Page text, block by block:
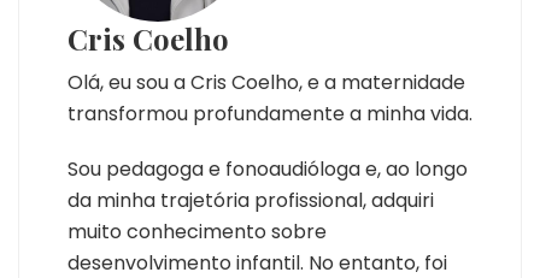
Cris Coelho
Olá, eu sou a Cris Coelho, e a maternidade
transformou profundamente a minha vida.
Sou pedagoga e fonoaudióloga e, ao longo
da minha trajetória profissional, adquiri
muito conhecimento sobre
desenvolvimento infantil. No entanto, foi